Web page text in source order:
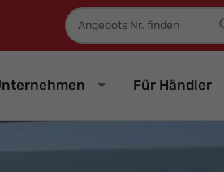
Fahrzeugnummer
Für Händler